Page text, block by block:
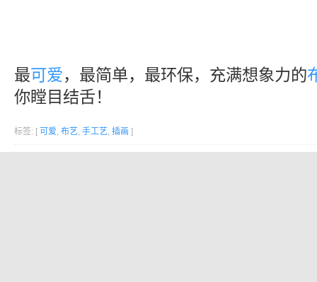
最可爱，最简单，最环保，充满想象力的
你瞠目结舌！
标签: [ 可爱, 布艺, 手工艺, 插画 ]